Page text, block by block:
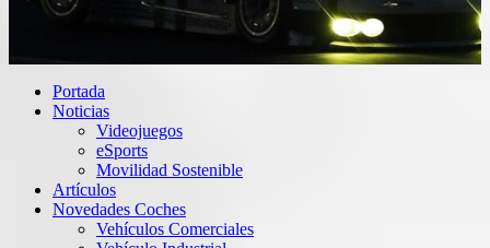
Portada
Noticias
Videojuegos
eSports
Movilidad Sostenible
Artículos
Novedades Coches
Vehículos Comerciales